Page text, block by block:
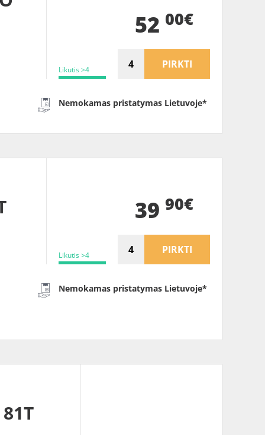
Likutis >4
52 00€
PIRKTI
Nemokamas pristatymas Lietuvoje*
Likutis >4
39 90€
PIRKTI
Nemokamas pristatymas Lietuvoje*